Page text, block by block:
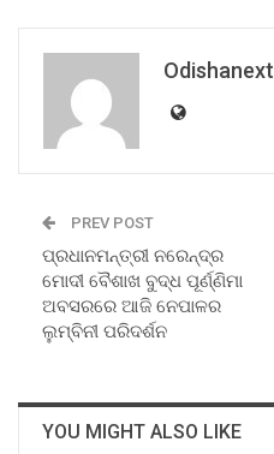
Odishanext
PREV POST
ପ୍ରଧାନମନ୍ତ୍ରୀ ନରେନ୍ଦ୍ର
ମୋଦୀ ବୈଶାଖ ବୁଦ୍ଧ ପୂର୍ଣ୍ଣିମା
ଅବସରରେ ଆଜି ନେପାଳର
ଲୁମ୍ବିନୀ ପରିଦର୍ଶନ
YOU MIGHT ALSO LIKE